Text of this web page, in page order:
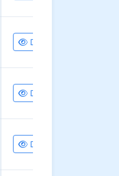
Details
Details
Details